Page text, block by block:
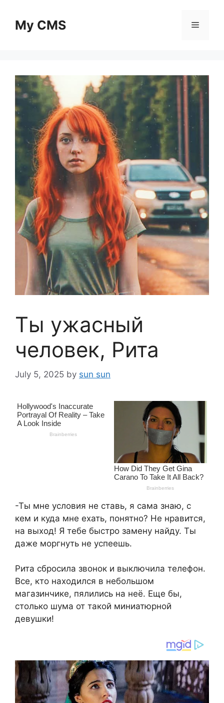
contentMy CMS Menu
Ты ужасный
человек, Рита
July 5, 2025 by sun sun
-Ты мне условия не ставь, я сама знаю, с
кем и куда мне ехать, понятно? Не нравится,
на выход! Я тебе быстро замену найду. Ты
даже моргнуть не успеешь.
Рита сбросила звонок и выключила телефон.
Все, кто находился в небольшом
магазинчике, пялились на неё. Еще бы,
столько шума от такой миниатюрной
девушки!